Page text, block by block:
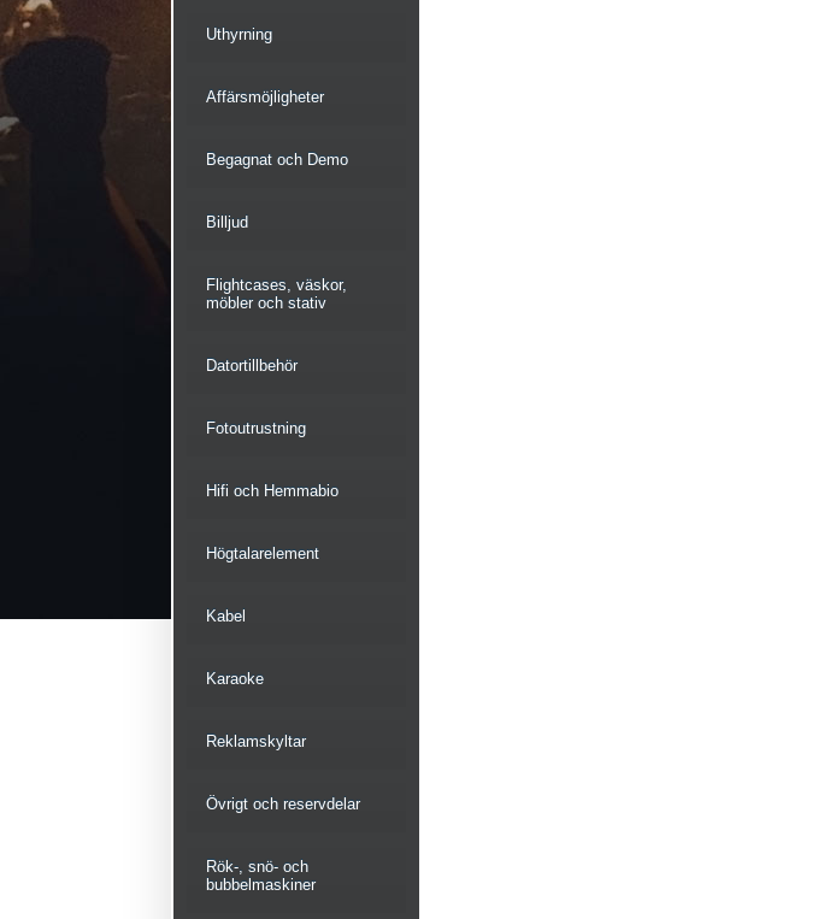
Uthyrning
Affärsmöjligheter
Begagnat och Demo
Billjud
Flightcases, väskor,
möbler och stativ
Datortillbehör
Fotoutrustning
Hifi och Hemmabio
Högtalarelement
Kabel
Karaoke
Reklamskyltar
Övrigt och reservdelar
Rök-, snö- och
bubbelmaskiner